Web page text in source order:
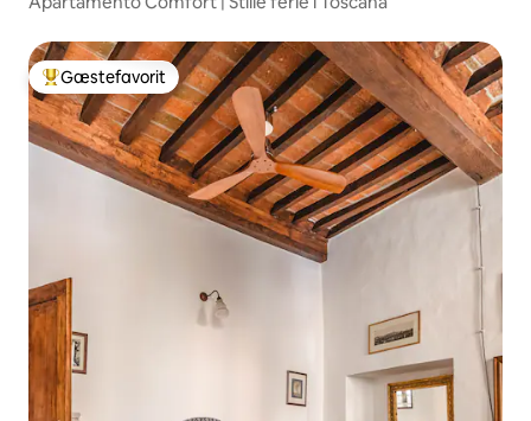
Bedste gæstefavorit
Gæstefavorit